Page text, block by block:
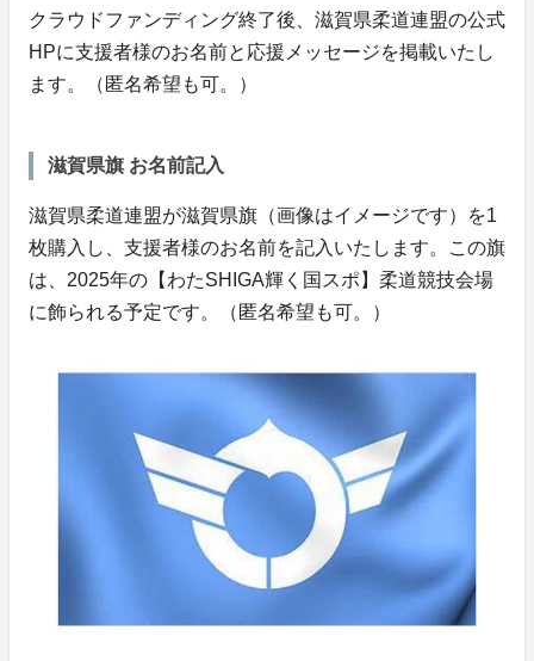
クラウドファンディング終了後、滋賀県柔道連盟の公式
HPに支援者様のお名前と応援メッセージを掲載いたし
ます。（匿名希望も可。）
滋賀県旗 お名前記入
滋賀県柔道連盟が滋賀県旗（画像はイメージです）を1
枚購入し、支援者様のお名前を記入いたします。この旗
は、2025年の【わたSHIGA輝く国スポ】柔道競技会場
に飾られる予定です。（匿名希望も可。）